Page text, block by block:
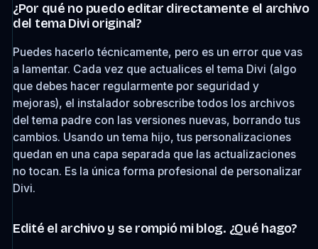
¿Por qué no puedo editar directamente el archivo
del tema Divi original?
Puedes hacerlo técnicamente, pero es un error que vas
a lamentar. Cada vez que actualices el tema Divi (algo
que debes hacer regularmente por seguridad y
mejoras), el instalador sobrescribe todos los archivos
del tema padre con las versiones nuevas, borrando tus
cambios. Usando un tema hijo, tus personalizaciones
quedan en una capa separada que las actualizaciones
no tocan. Es la única forma profesional de personalizar
Divi.
Edité el archivo y se rompió mi blog. ¿Qué hago?